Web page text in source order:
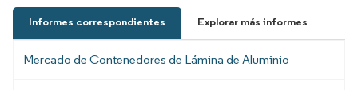
Informes correspondientes Explorar más informes
Mercado de Contenedores de Lámina de Aluminio